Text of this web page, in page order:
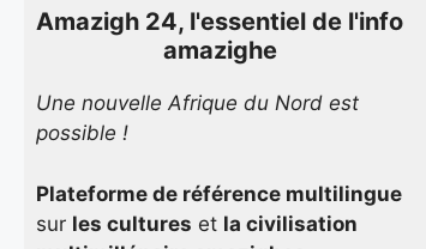
Amazigh 24, l'essentiel de l'info
amazighe
Une nouvelle Afrique du Nord est
possible !
Plateforme de référence multilingue
sur les cultures et la civilisation